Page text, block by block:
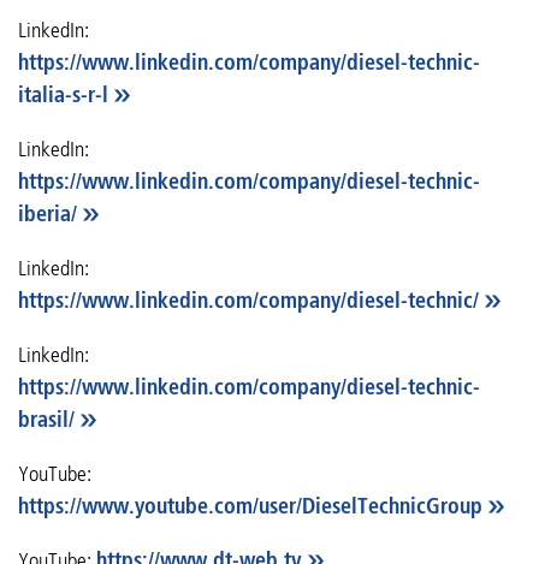
LinkedIn:
https://www.linkedin.com/company/diesel-technic-
italia-s-r-l
LinkedIn:
https://www.linkedin.com/company/diesel-technic-
iberia/
LinkedIn:
https://www.linkedin.com/company/diesel-technic/
LinkedIn:
https://www.linkedin.com/company/diesel-technic-
brasil/
YouTube:
https://www.youtube.com/user/DieselTechnicGroup